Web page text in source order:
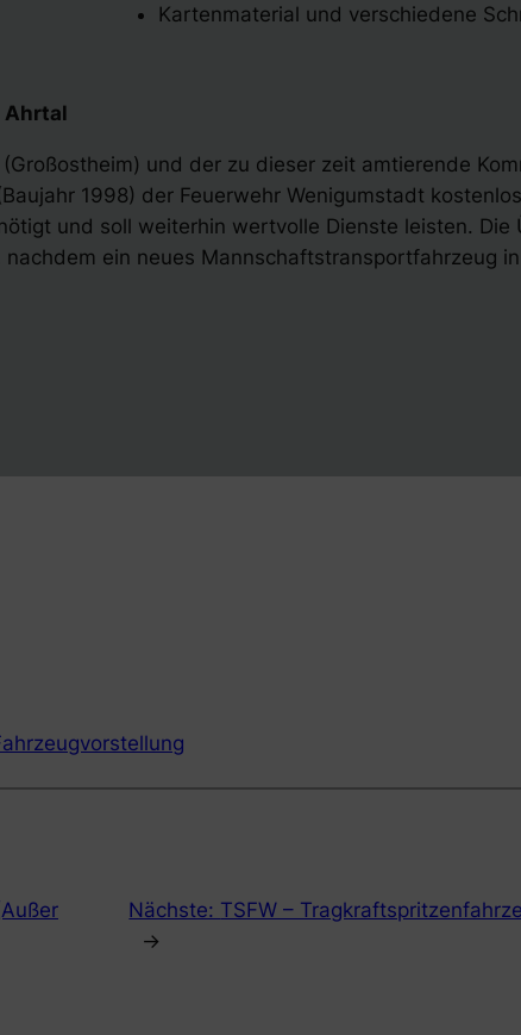
Kartenmaterial und verschiedene
Ahrtal
und der zu dieser zeit amtierende
1998) der Feuerwehr Wenigumstadt
und soll weiterhin wertvolle Dienste leisten.
ein neues Mannschaftstransportfahrzeug
Nächste: TSFW –
→